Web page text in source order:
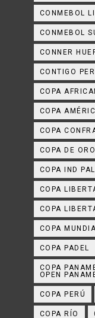
CONMEBOL
CONMEBOL
CONNER
CONTIGO
COPA
COPA
COPA
COPA DE ORO
COPA IND
COPA
COPA
COPA
COPA PADEL
COPA
OPEN
COPA PERÚ
COPA RÍO